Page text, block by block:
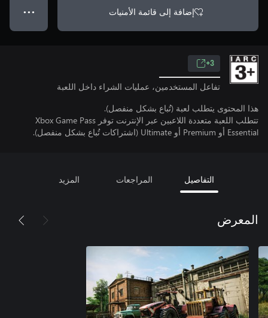
إضافة إلى قائمة الأمنيات ● ● ●
3+
تفاعل المستخدمين، عمليات الشراء داخل اللعبة
هذا المحتوى يتطلب لعبة (تُباع بشكل منفصل).
تتطلب اللعبة متعددة اللاعبين عبر الإنترنت توفر Xbox Game Pass
Essential أو Premium أو Ultimate (اشتراكات تُباع بشكل منفصل).
التفاصيل المراجعات المزيد
المعرض